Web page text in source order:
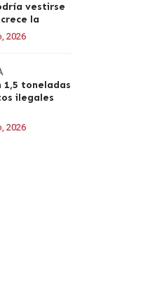
vestirse
la
2026
1,5 toneladas
ilegales
2026